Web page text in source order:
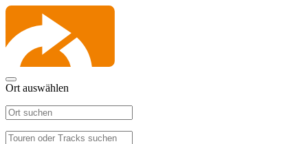
Ort auswählen